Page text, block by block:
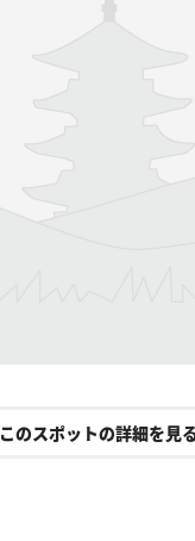
このスポットの詳細を見